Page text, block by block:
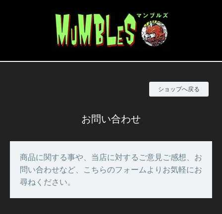
ショップへ戻る
お問い合わせ
商品に関する事や、当店に対するご意見ご感想、お
問い合わせなど、こちらのフォームよりお気軽にお
尋ねください。